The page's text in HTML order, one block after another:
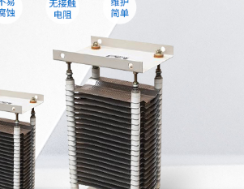
电控柜
联动控制台
电气控制系统
频敏变阻器
主令控制器